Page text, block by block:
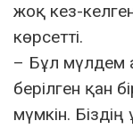
жоқ кез-
көрсетті.
– Бұл мүлдем
берілген қан
мүмкін.